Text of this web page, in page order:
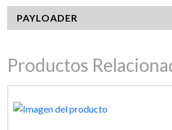
PAYLOADER
Productos